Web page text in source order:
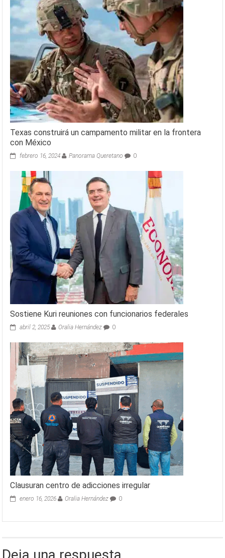
Texas construirá un campamento militar en la frontera
con México
febrero 16, 2024 Panorama Queretano 0
Sostiene Kuri reuniones con funcionarios federales
abril 2, 2025 Oralia Hernández 0
Clausuran centro de adicciones irregular
enero 16, 2026 Oralia Hernández 0
Deja una respuesta